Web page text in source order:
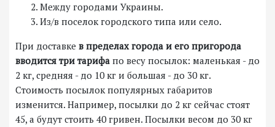
Между городами Украины.
Из/в поселок городского типа или село.
При доставке в пределах города и его пригорода
вводится три тарифа по весу посылок: маленькая - до
2 кг, средняя - до 10 кг и большая - до 30 кг.
Стоимость посылок популярных габаритов
изменится. Например, посылки до 2 кг сейчас стоят
45, а будут стоить 40 гривен. Посылки весом до 30 кг